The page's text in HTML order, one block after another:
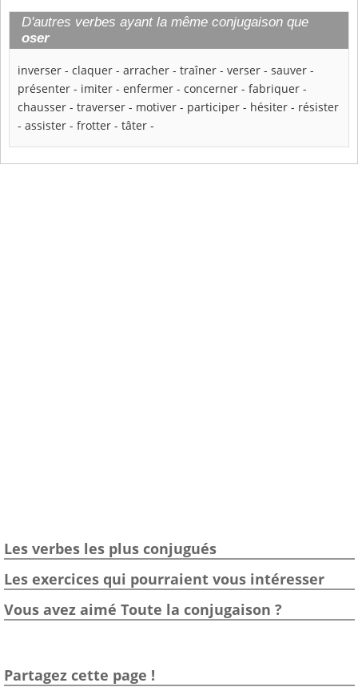
D'autres verbes ayant la même conjugaison que
oser
inverser - claquer - arracher - traîner - verser - sauver -
présenter - imiter - enfermer - concerner - fabriquer -
chausser - traverser - motiver - participer - hésiter - résister
- assister - frotter - tâter -
Les verbes les plus conjugués
Les exercices qui pourraient vous intéresser
Vous avez aimé Toute la conjugaison ?
Partagez cette page !